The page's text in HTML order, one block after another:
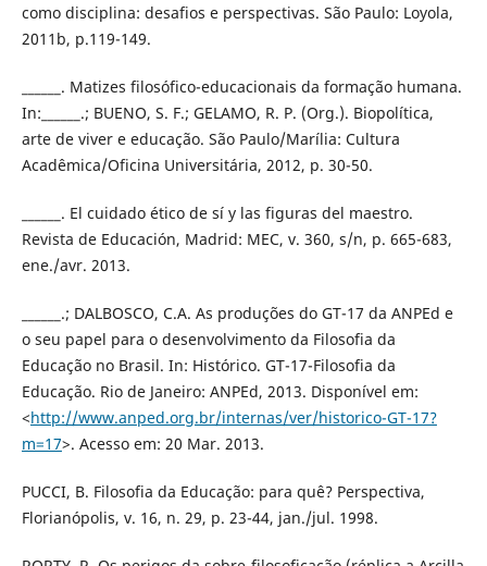
como disciplina: desafios e perspectivas. São Paulo: Loyola,
2011b, p.119-149.
______. Matizes filosófico-educacionais da formação humana.
In:______.; BUENO, S. F.; GELAMO, R. P. (Org.). Biopolítica,
arte de viver e educação. São Paulo/Marília: Cultura
Acadêmica/Oficina Universitária, 2012, p. 30-50.
______. El cuidado ético de sí y las figuras del maestro.
Revista de Educación, Madrid: MEC, v. 360, s/n, p. 665-683,
ene./avr. 2013.
______.; DALBOSCO, C.A. As produções do GT-17 da ANPEd e
o seu papel para o desenvolvimento da Filosofia da
Educação no Brasil. In: Histórico. GT-17-Filosofia da
Educação. Rio de Janeiro: ANPEd, 2013. Disponível em:
<http://www.anped.org.br/internas/ver/historico-GT-17?
m=17>. Acesso em: 20 Mar. 2013.
PUCCI, B. Filosofia da Educação: para quê? Perspectiva,
Florianópolis, v. 16, n. 29, p. 23-44, jan./jul. 1998.